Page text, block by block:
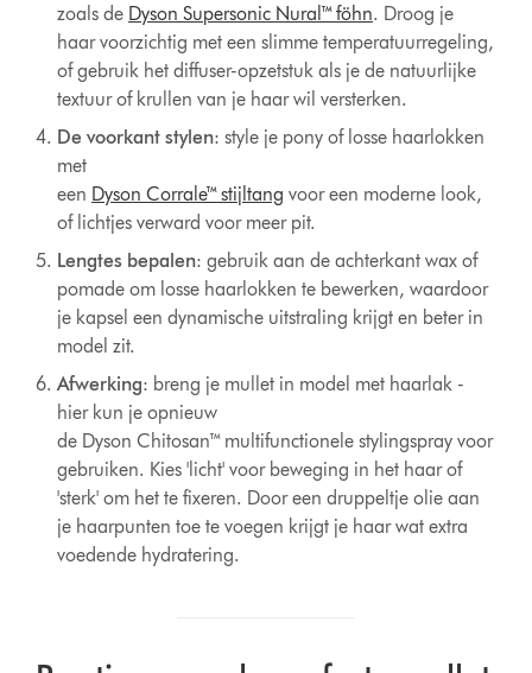
zoals de Dyson Supersonic Nural™ föhn. Droog je
haar voorzichtig met een slimme temperatuurregeling,
of gebruik het diffuser-opzetstuk als je de natuurlijke
textuur of krullen van je haar wil versterken.
De voorkant stylen: style je pony of losse haarlokken
met
een Dyson Corrale™ stijltang voor een moderne look,
of lichtjes verward voor meer pit.
Lengtes bepalen: gebruik aan de achterkant wax of
pomade om losse haarlokken te bewerken, waardoor
je kapsel een dynamische uitstraling krijgt en beter in
model zit.
Afwerking: breng je mullet in model met haarlak -
hier kun je opnieuw
de Dyson Chitosan™ multifunctionele stylingspray voor
gebruiken. Kies 'licht' voor beweging in het haar of
'sterk' om het te fixeren. Door een druppeltje olie aan
je haarpunten toe te voegen krijgt je haar wat extra
voedende hydratering.